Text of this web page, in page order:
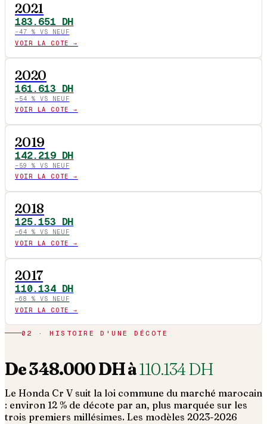
2021
183.651 DH
−47 % VS NEUF
VOIR LA COTE →
2020
161.613 DH
−54 % VS NEUF
VOIR LA COTE →
2019
142.219DH
−59
% VS NEUF
VOIR LA COTE →
2018
125.153 DH
−64 % VS NEUF
VOIR LA COTE →
2017
110.134DH
−68
% VS NEUF
VOIR LA COTE →
02 · HISTOIRE D'UNE DÉCOTE
De348.000DH à110.134DH
Le Honda Cr V suit la loi commune du marché marocain
: environ 12 % de décote par an, plus marquée sur les
trois premiers millésimes. Les modèles 2023-2026